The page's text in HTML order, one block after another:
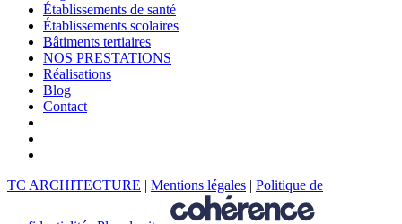
Établissements de santé
Établissements scolaires
Bâtiments tertiaires
NOS PRESTATIONS
Réalisations
Blog
Contact
TC ARCHITECTURE | Mentions légales | Politique de